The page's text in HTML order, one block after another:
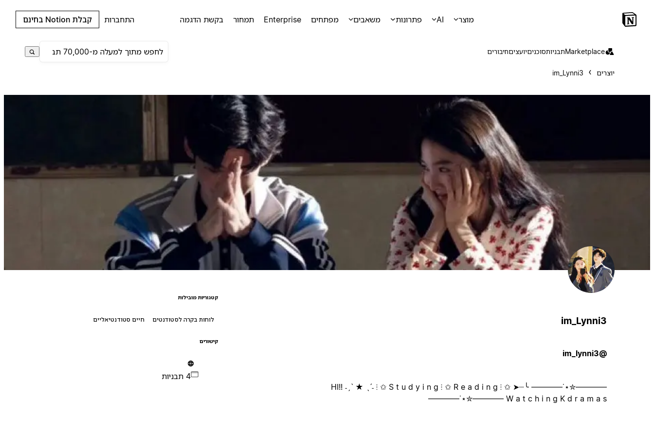
מוצר AI פתרונות משאבים מפתחים Enterprise תמחור בקשת הדגמה התחברות קבלת Notion בחינם
Marketplaceתבניותסוכניםיועציםחיבורים
יוצרים im_Lynni3
im_Lynni3
@im_lynni3
————✮⋆˙———— ╰┈➤ HI!! ˗ˏˋ ★ ˎˊ˗ ⁞ ✩ S t u d y i n g ⁞ ✩ R e a d i n g ⁞ ✩
W a t c h i n g K d r a m a s ————✮⋆˙————
קטגוריות מובילות
לוחות בקרה לסטודנטים חיים סטודנטיאליים
קישורים
4 תבניות